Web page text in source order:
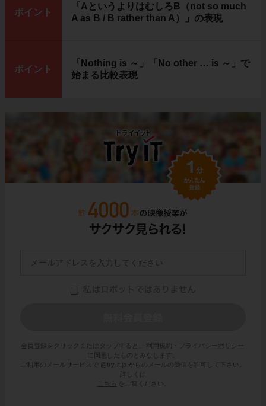
ポイント
「AというよりはむしろB（not so much
A as B / B rather than A）」の表現
ポイント
「Nothing is ～」「No other … is ～」で
始まる比較表現
会員登録をクリックまたはタップすると、
利用規約・プライバシーポリシー
に同意したものとみなします。
ご利用のメールサービスで @try-it.jp からのメールの受信を許可して下さい。
詳しくは
こちら
をご覧ください。